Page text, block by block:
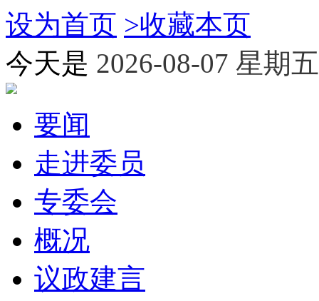
设为首页 >收藏本页
今天是 2026-08-07 星期五
要闻
走进委员
专委会
概况
议政建言